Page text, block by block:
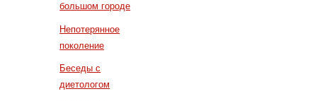
большом городе
Непотерянное
поколение
Беседы с
диетологом